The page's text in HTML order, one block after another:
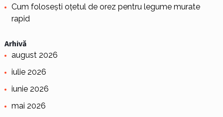
Cum folosești oțetul de orez pentru legume murate
rapid
Arhivă
august 2026
iulie 2026
iunie 2026
mai 2026